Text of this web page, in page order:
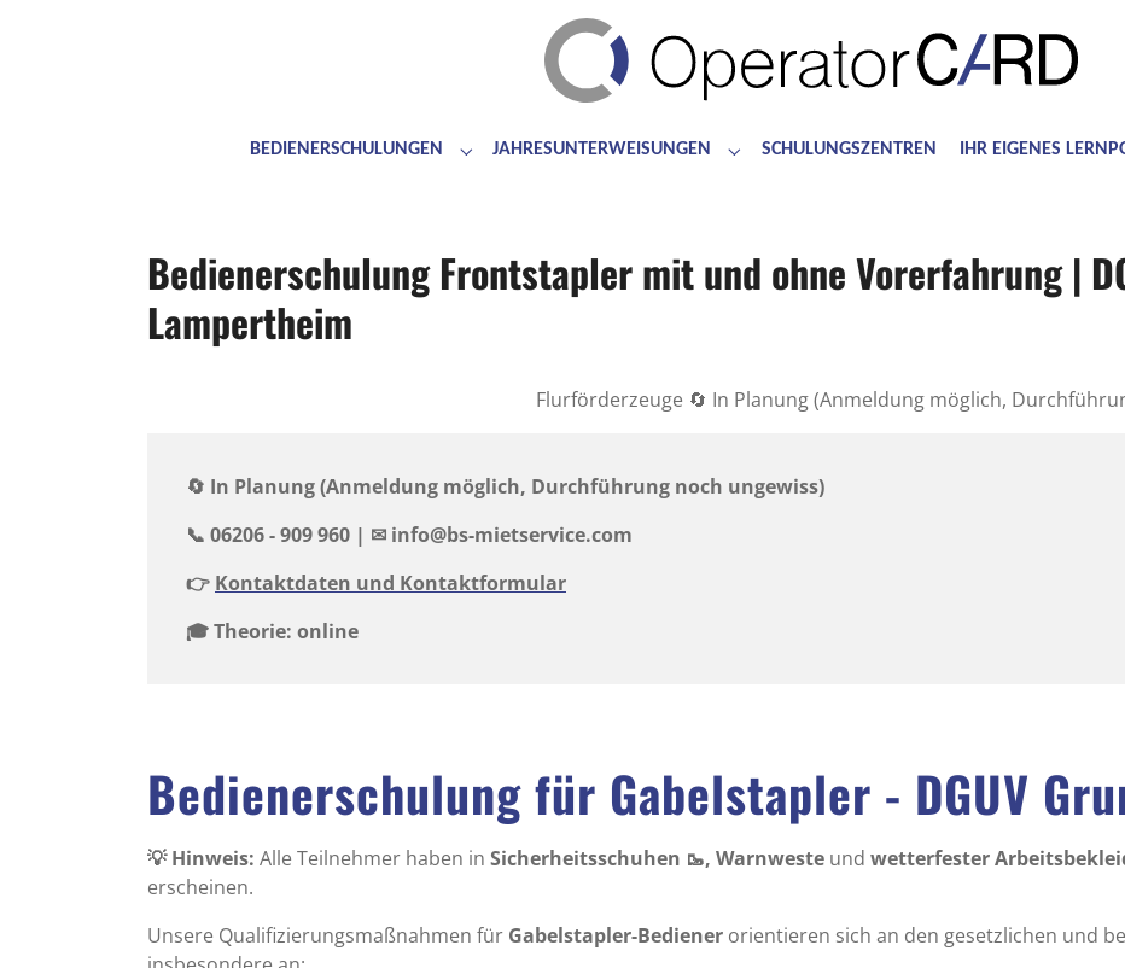
BEDIENERSCHULUNGEN
Submenu for "Bedienerschulungen"
JAHRESUNTERWEISUNGEN
Submenu for "Jahresunterweisungen"
SCHULUNGSZENTREN IHR EIGENES
Bedienerschulung Frontstapler mit und ohne Vorerfahrung |
Lampertheim
Flurförderzeuge 🔄 In Planung (Anmeldung möglich,
🔄 In Planung (Anmeldung möglich, Durchführung noch ungewiss)
📞 06206 - 909 960 | ✉ ️info@bs-mietservice.com
👉 Kontaktdaten und Kontaktformular
🎓 Theorie: online
Bedienerschulung für Gabelstapler - DGUV
💡 Hinweis: Alle Teilnehmer haben in Sicherheitsschuhen 🥾, Warnweste und wetterfester
erscheinen.
Unsere Qualifizierungsmaßnahmen für Gabelstapler-Bediener orientieren sich an den gesetzlichen und